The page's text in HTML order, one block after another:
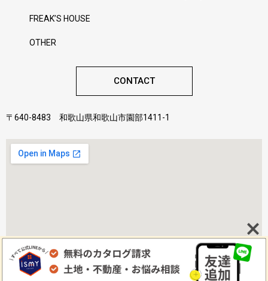
FREAK’S HOUSE
OTHER
CONTACT
〒640-8483 和歌山県和歌山市園部1411-1